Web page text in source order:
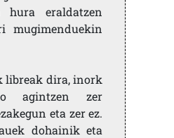
hura eraldatzen
mugimenduekin
libreak dira, inork
agintzen zer
eta zer ez.
dohainik eta